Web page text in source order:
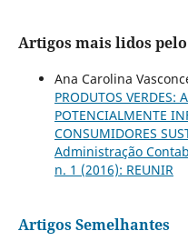
Artigos mais lidos
Ana Carolina
PRODUTOS VERDES:
POTENCIALMENTE
CONSUMIDORES
Administração
n. 1 (2016): REUNIR
Artigos Semelhantes